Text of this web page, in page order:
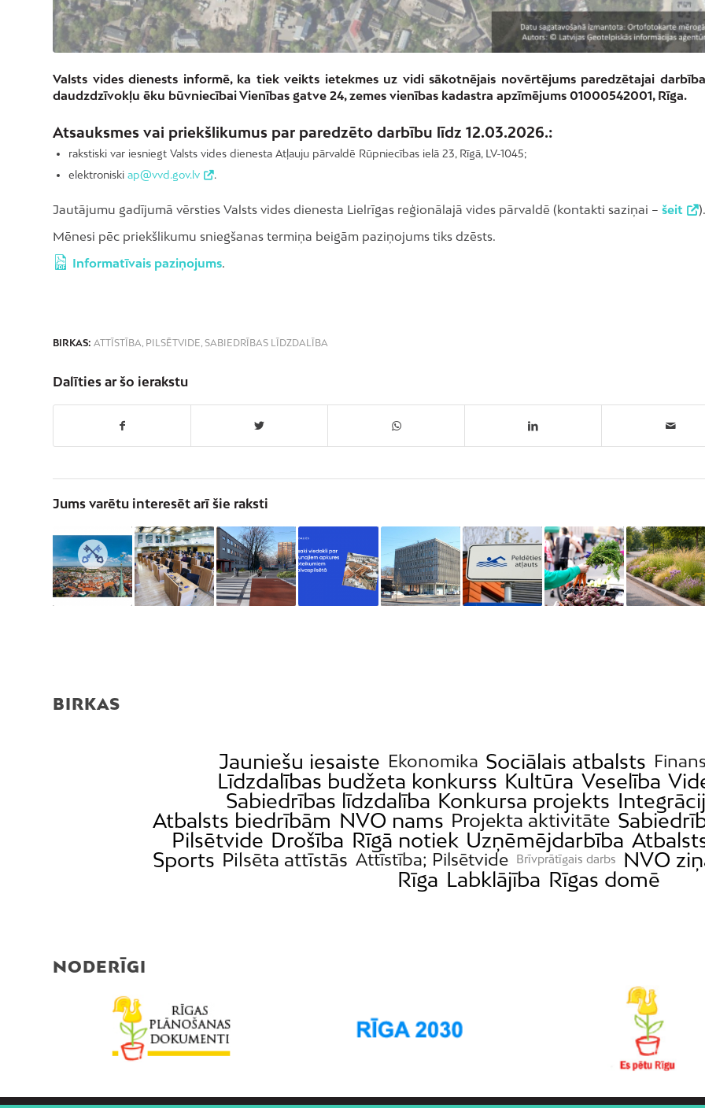
Valsts vides dienests informē, ka tiek veikts ietekmes uz vidi sākotnējais novērtējums paredzētajai
daudzdzīvokļu ēku būvniecībai Vienības gatve 24, zemes vienības kadastra apzīmējums 01000542001, Rīga.
Atsauksmes vai priekšlikumus par paredzēto darbību līdz 12.03.2026.:
rakstiski var iesniegt Valsts vides dienesta Atļauju pārvaldē Rūpniecības ielā 23, Rīgā, LV-1045;
elektroniski ap@vvd.gov.lv .
Jautājumu gadījumā vērsties Valsts vides dienesta Lielrīgas reģionālajā vides pārvaldē (kontakti saziņai – šeit
).
Mēnesi pēc priekšlikumu sniegšanas termiņa beigām paziņojums tiks dzēsts.
Informatīvais paziņojums.
BIRKAS: ATTĪSTĪBA, PILSĒTVIDE, SABIEDRĪBAS LĪDZDALĪBA
Dalīties ar šo ierakstu
Jums varētu interesēt arī šie raksti
BIRKAS
Jauniešu iesaiste Ekonomika Sociālais atbalsts
Līdzdalības budžeta konkurss Kultūra Veselība
Sabiedrības līdzdalība Konkursa projekts
Atbalsts biedrībām NVO nams Projekta aktivitāte
Pilsētvide Drošība Rīgā notiek Uzņēmējdarbība
Sports Pilsēta attīstās Attīstība; Pilsētvide Brīvprātīgais darbs NVO
Rīga Labklājība Rīgas domē
NODERĪGI